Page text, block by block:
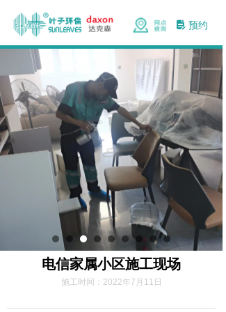
넖 预约
电信家属小区施工现场
施工时间： 2022年7月11日